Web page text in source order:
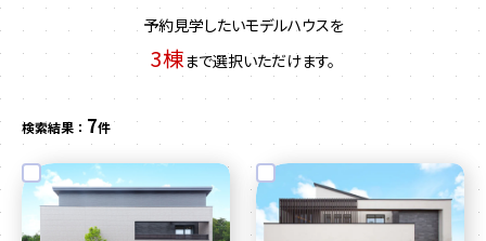
予約見学したいモデルハウスを
3棟まで選択いただけます。
検索結果 ： 7件